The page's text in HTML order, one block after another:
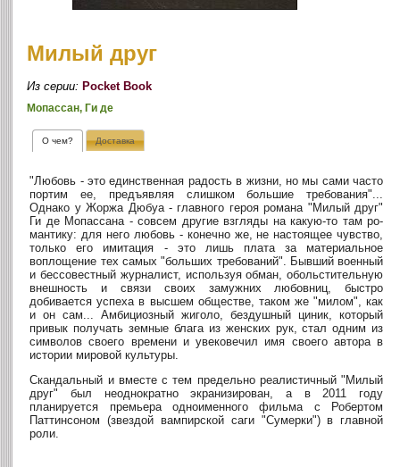
Милый друг
Из серии:Pocket Book
Мопассан, Ги де
О чем? Доставка
"Любовь - это единственная радость в жизни, но мы сами часто
портим ее, предъявляя слишком большие требования"...
Однако у Жоржа Дюбуа - главного героя романа "Милый друг"
Ги де Мопассана - совсем другие взгляды на какую-то там ро­
мантику: для него любовь - конечно же, не настоящее чувство,
только его имитация - это лишь плата за материальное
воплоще­ние тех самых "больших требований". Бывший военный
и бессовестный журналист, используя обман, обольстительную
внешность и связи своих замужних любовниц, быстро
добивается успеха в высшем обществе, таком же "милом", как
и он сам... Амбициозный жиголо, бездушный циник, который
привык получать земные блага из женских рук, стал одним из
символов своего времени и увековечил имя своего автора в
истории мировой культуры.
Скандальный и вместе с тем предельно реалистичный "Милый
друг" был неоднократно экранизирован, а в 2011 году
планируется премьера одноименного фильма с Робертом
Паттинсоном (звездой вампирской саги "Сумерки") в главной
роли.